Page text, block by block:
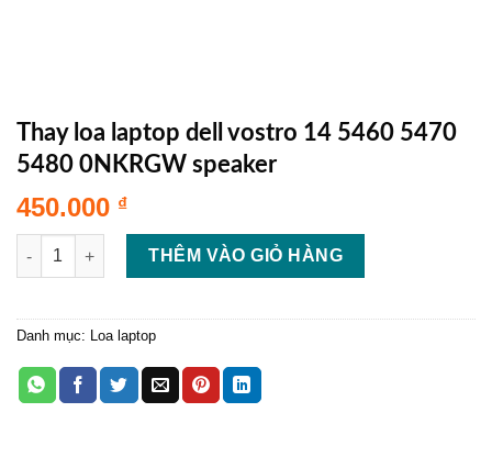
Thay loa laptop dell vostro 14 5460 5470
5480 0NKRGW speaker
450.000 ₫
Thay loa laptop dell vostro 14 5460 5470 5480 0NKRGW
THÊM VÀO GIỎ HÀNG
Danh mục: Loa laptop